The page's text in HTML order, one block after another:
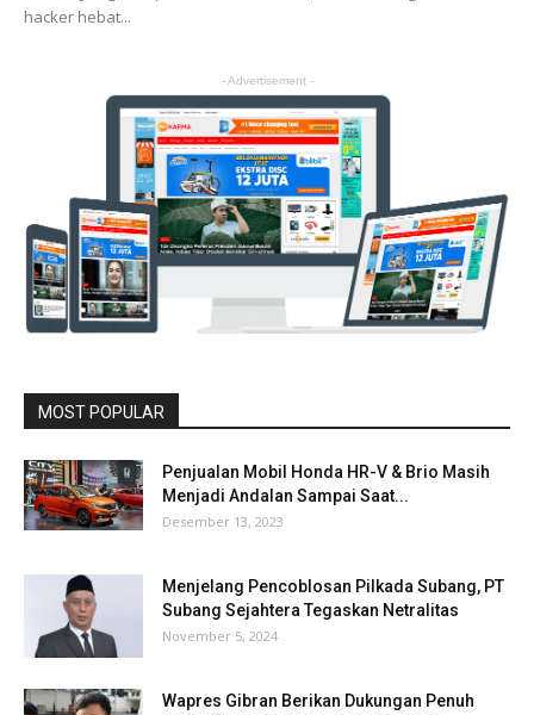
hacker hebat...
- Advertisement -
MOST POPULAR
Penjualan Mobil Honda HR-V & Brio Masih
Menjadi Andalan Sampai Saat...
Desember 13, 2023
Menjelang Pencoblosan Pilkada Subang, PT
Subang Sejahtera Tegaskan Netralitas
November 5, 2024
Wapres Gibran Berikan Dukungan Penuh